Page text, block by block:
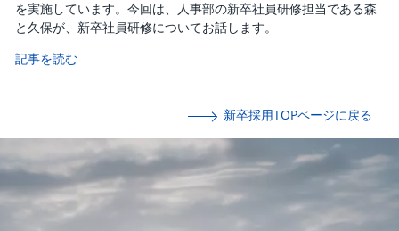
を実施しています。今回は、人事部の新卒社員研修担当である森
と久保が、新卒社員研修についてお話します。
記事を読む
新卒採用TOPページに戻る